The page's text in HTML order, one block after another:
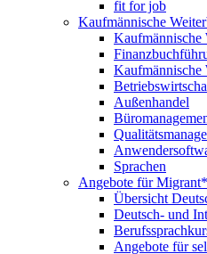
fit for job
Kaufmännische
Kaufmännische
Außenhandel
Sprachen
Angebote für
Übersicht
Deutsch- und
Angebote für